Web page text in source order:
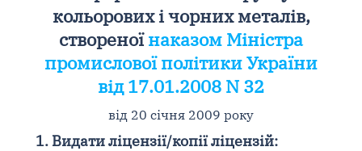
кольорових і чорних металів,
створеноїнаказом Міністра
промислової політики України
від 17.01.2008 N 32
від 20 січня 2009 року
1. Видати ліцензії/копії ліцензій: